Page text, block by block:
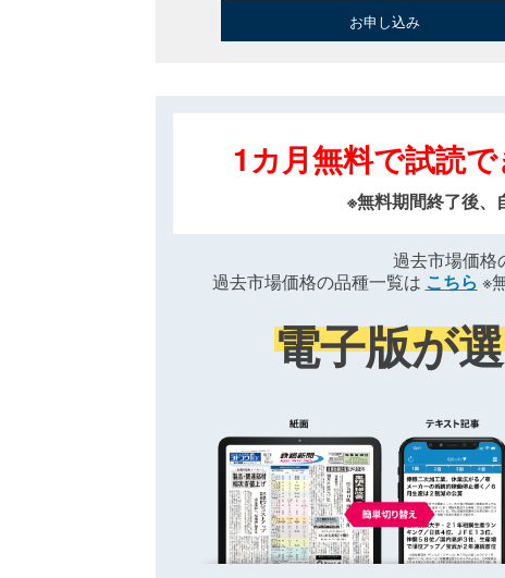
お申し込み
1カ月無料で試読
※無料期間終了後、
過去市場価格
過去市場価格の品種一覧は こちら ※
電子版が